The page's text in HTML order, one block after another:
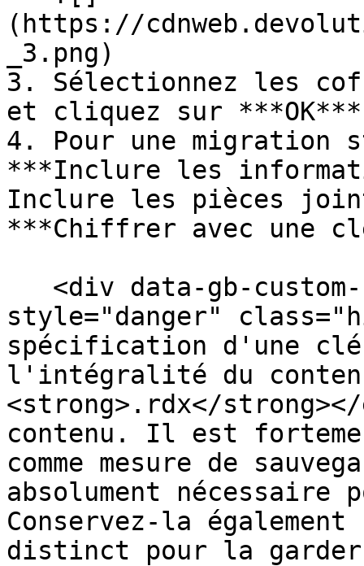
(https://
_3.png)
3. Sélectionnez les
et cliquez sur
4. Pour une migration
***Inclure les
Inclure les pièces
***Chiffrer avec une
style="danger"
spécification d'une
l'intégralité du
<strong>.rdx</
contenu. Il est
comme mesure de
absolument
Conservez-la
distinct pour la